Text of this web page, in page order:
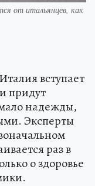
от итальянцев, как
вступает
придут
надежды,
Эксперты
раз в
о здоровье